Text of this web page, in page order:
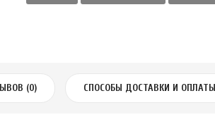
(0) СПОСОБЫ ДОСТАВКИ И ОПЛАТЫ